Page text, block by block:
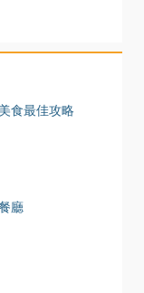
食最佳攻略
廳